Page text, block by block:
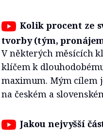
Kolik procent ze
tvorby (tým,
V některých měsících
klíčem k
maximum. Mým cílem
na českém a
Jakou nejvyšší